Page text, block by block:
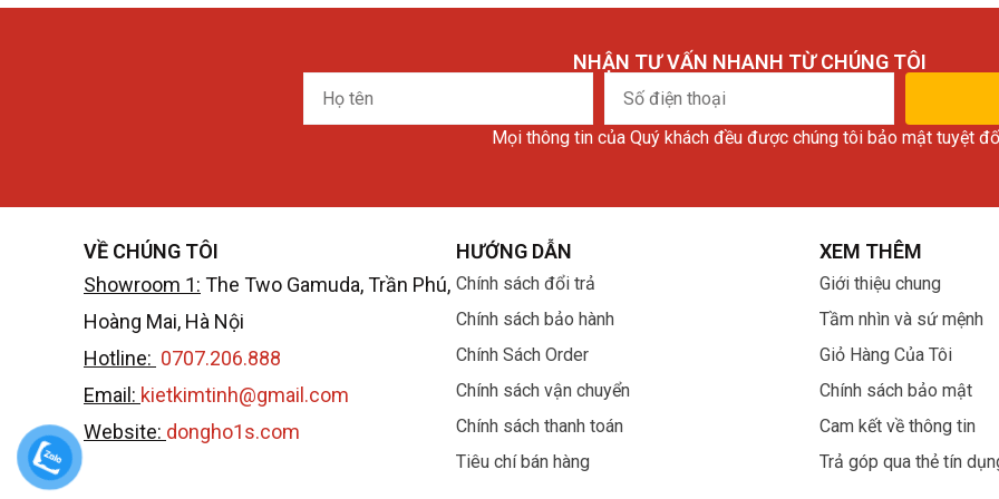
NHẬN TƯ VẤN NHANH TỪ CHÚNG TÔI
Họ
tên
Số
điện
Mọi thông tin của Quý khách đều được chúng tôi bảo mật tuyệt
VỀ CHÚNG TÔI
Showroom 1: The Two Gamuda, Trần Phú,
Hoàng Mai, Hà Nội
Hotline: 0707.206.888
Email: kietkimtinh@gmail.com
Website: dongho1s.com
HƯỚNG DẪN
Chính sách đổi trả
Chính sách bảo hành
Chính Sách Order
Chính sách vận chuyển
Chính sách thanh toán
Tiêu chí bán hàng
XEM THÊM
Giới thiệu chung
Tầm nhìn và sứ mệnh
Giỏ Hàng Của Tôi
Chính sách bảo mật
Cam kết về thông tin
Trả góp qua thẻ tín